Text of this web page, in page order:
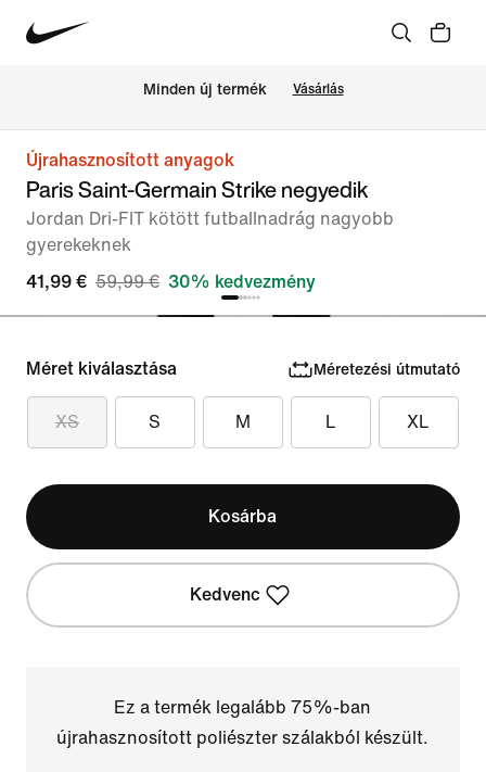
Minden új termék Vásárlás
Újrahasznosított anyagok
Paris Saint-Germain Strike negyedik
Jordan Dri-FIT kötött futballnadrág nagyobb
gyerekeknek
41,99 € 59,99 € 30% kedvezmény
Méret kiválasztása Méretezési útmutató
XS S M L XL
Kosárba
Kedvenc
Ez a termék legalább 75%-ban
újrahasznosított poliészter szálakból készült.